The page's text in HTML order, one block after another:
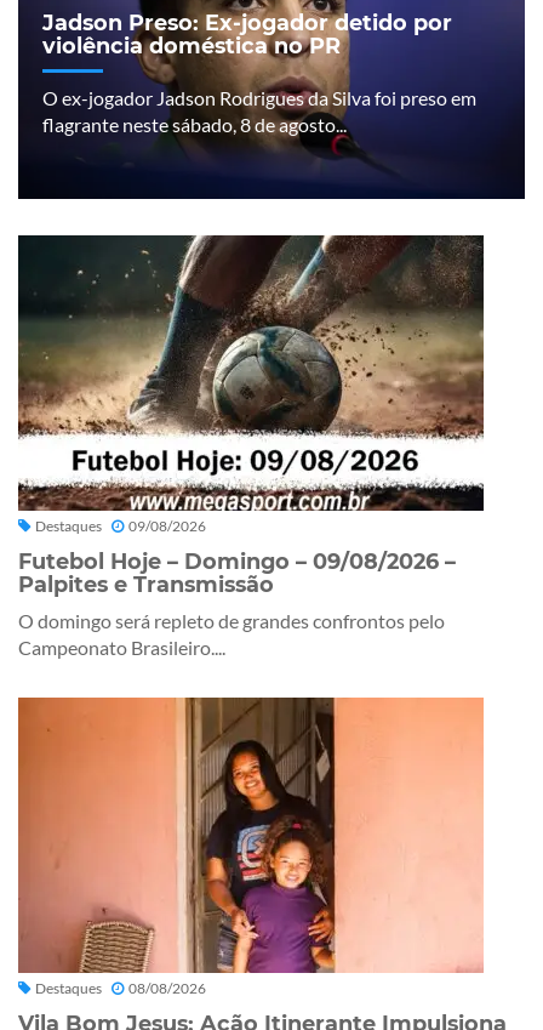
Jadson Preso: Ex-jogador detido por
violência doméstica no PR
O ex-jogador Jadson Rodrigues da Silva foi preso em
flagrante neste sábado, 8 de agosto...
Destaques 09/08/2026
Futebol Hoje – Domingo – 09/08/2026 –
Palpites e Transmissão
O domingo será repleto de grandes confrontos pelo
Campeonato Brasileiro....
Destaques 08/08/2026
Vila Bom Jesus: Ação Itinerante Impulsiona